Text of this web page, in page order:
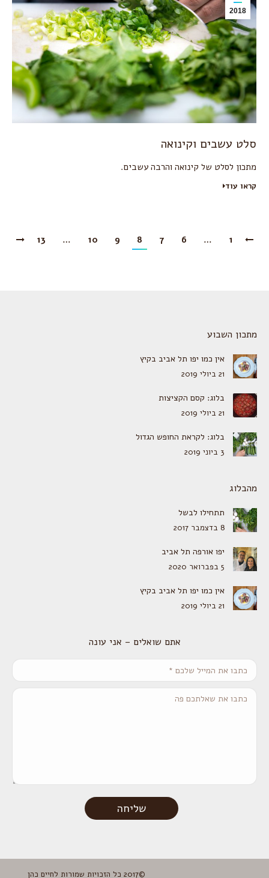
2018
סלט עשבים וקינואה
מתכון לסלט של קינואה והרבה עשבים.
קראו עוד
1
…
6
7
8
9
10
…
13
מתכון השבוע
אין כמו יפו תל אביב בקיץ
21 ביולי 2019
בלוג: קסם הקציצות
21 ביולי 2019
בלוג: לקראת החופש הגדול
3 ביוני 2019
מהבלוג
תתחילו לבשל
8 בדצמבר 2017
יפו אורפה תל אביב
5 בפברואר 2020
אין כמו יפו תל אביב בקיץ
21 ביולי 2019
אתם שואלים – אני עונה
כתבו את המייל שלכם *
כתבו את שאלתכם פה
שליחה
©2017 כל הזכויות שמורות לחיים כהן